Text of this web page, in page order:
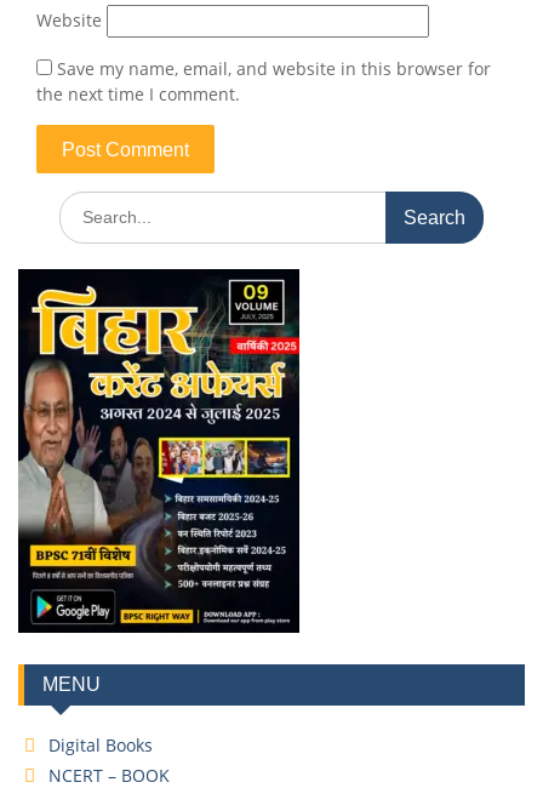
Website
Save my name, email, and website in this browser for
the next time I comment.
MENU
Digital Books
NCERT – BOOK